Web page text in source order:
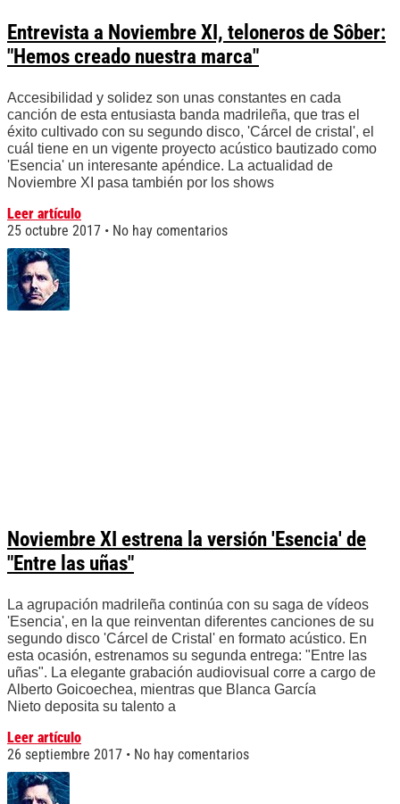
Entrevista a Noviembre XI, teloneros de Sôber:
"Hemos creado nuestra marca"
Accesibilidad y solidez son unas constantes en cada
canción de esta entusiasta banda madrileña, que tras el
éxito cultivado con su segundo disco, 'Cárcel de cristal', el
cuál tiene en un vigente proyecto acústico bautizado como
'Esencia' un interesante apéndice. La actualidad de
Noviembre XI pasa también por los shows
Leer artículo
25 octubre 2017
No hay comentarios
Noviembre XI estrena la versión 'Esencia' de
"Entre las uñas"
La agrupación madrileña continúa con su saga de vídeos
'Esencia', en la que reinventan diferentes canciones de su
segundo disco 'Cárcel de Cristal' en formato acústico. En
esta ocasión, estrenamos su segunda entrega: "Entre las
uñas". La elegante grabación audiovisual corre a cargo de
Alberto Goicoechea, mientras que Blanca García
Nieto deposita su talento a
Leer artículo
26 septiembre 2017
No hay comentarios